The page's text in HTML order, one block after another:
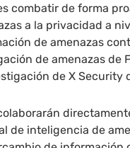
combatir de forma
a la privacidad a
de amenazas
de amenazas de
de X Security
de inteligencia de